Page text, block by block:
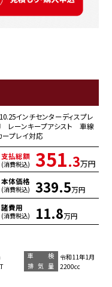
インチセンターディスプレ
レーンキープアシスト 車線
プレイ対応
支払総額
(消費税込) 351.3万円
本体価格
(消費税込) 339.5万円
諸費用
(消費税込) 11.8万円
車 検
令和11年1月
排気量
2200cc